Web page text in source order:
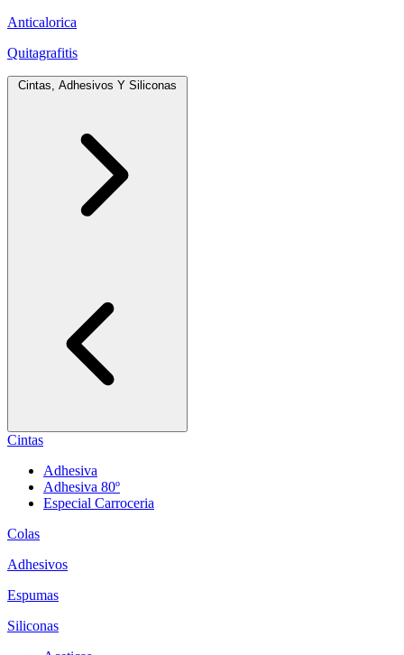
Anticalorica
Quitagrafitis
Cintas, Adhesivos Y Siliconas
Cintas
Adhesiva
Adhesiva 80º
Especial Carroceria
Colas
Adhesivos
Espumas
Siliconas